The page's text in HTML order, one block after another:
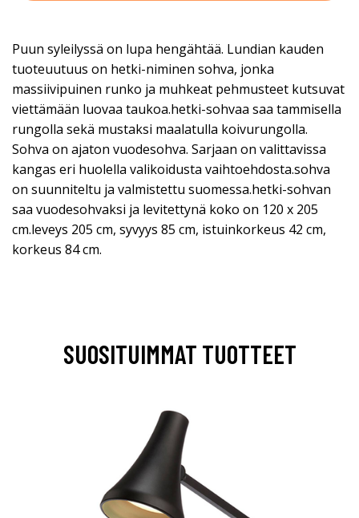
Puun syleilyssä on lupa hengähtää. Lundian kauden
tuoteuutuus on hetki-niminen sohva, jonka
massiivipuinen runko ja muhkeat pehmusteet kutsuvat
viettämään luovaa taukoa.hetki-sohvaa saa tammisella
rungolla sekä mustaksi maalatulla koivurungolla.
Sohva on ajaton vuodesohva. Sarjaan on valittavissa
kangas eri huolella valikoidusta vaihtoehdosta.sohva
on suunniteltu ja valmistettu suomessa.hetki-sohvan
saa vuodesohvaksi ja levitettynä koko on 120 x 205
cm.leveys 205 cm, syvyys 85 cm, istuinkorkeus 42 cm,
korkeus 84 cm.
SUOSITUIMMAT TUOTTEET